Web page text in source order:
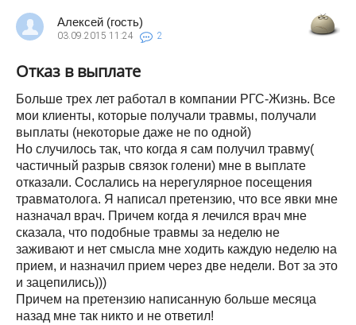
Алексей (гость)
03.09.2015 11:24 2
Отказ в выплате
Больше трех лет работал в компании РГС-Жизнь. Все
мои клиенты, которые получали травмы, получали
выплаты (некоторые даже не по одной)
Но случилось так, что когда я сам получил травму(
частичный разрыв связок голени) мне в выплате
отказали. Сослались на нерегулярное посещения
травматолога. Я написал претензию, что все явки мне
назначал врач. Причем когда я лечился врач мне
сказала, что подобные травмы за неделю не
заживают и нет смысла мне ходить каждую неделю на
прием, и назначил прием через две недели. Вот за это
и зацепились)))
Причем на претензию написанную больше месяца
назад мне так никто и не ответил!